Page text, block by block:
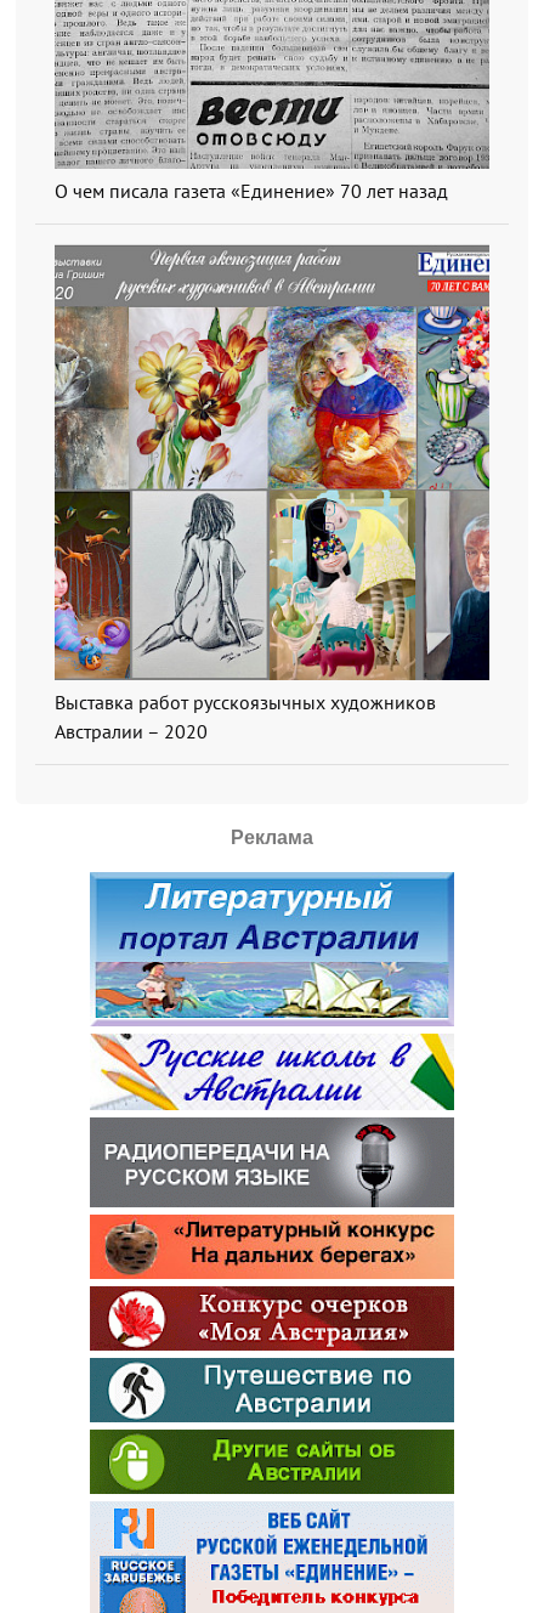
О чем писала газета «Единение» 70 лет назад
Выставка работ русскоязычных художников
Австралии – 2020
Реклама